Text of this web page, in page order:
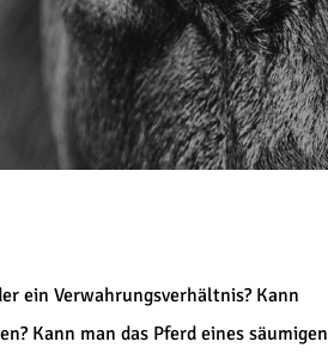
ein Verwahrungsverhältnis? Kann
Kann man das Pferd eines säumigen